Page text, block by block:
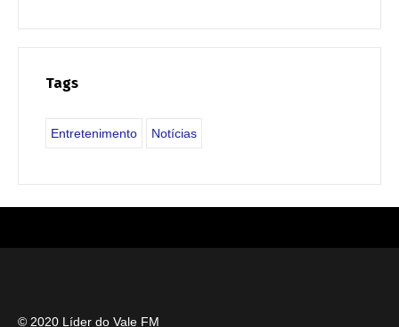
Tags
Entretenimento Notícias
© 2020 Líder do Vale FM